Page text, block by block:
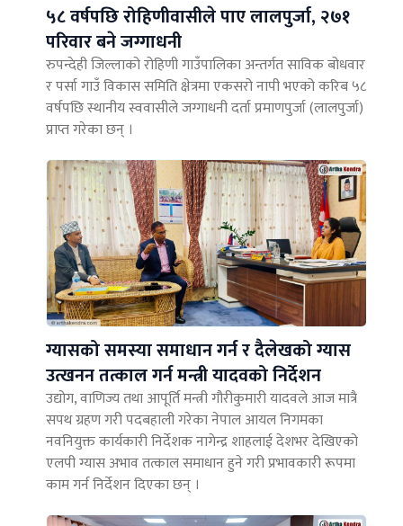
५८ वर्षपछि रोहिणीवासीले पाए लालपुर्जा, २७१
परिवार बने जग्गाधनी
रुपन्देही जिल्लाको रोहिणी गाउँपालिका अन्तर्गत साविक बोधवार
र पर्सा गाउँ विकास समिति क्षेत्रमा एकसरो नापी भएको करिब ५८
वर्षपछि स्थानीय स्ववासीले जग्गाधनी दर्ता प्रमाणपुर्जा (लालपुर्जा)
प्राप्त गरेका छन् ।
ग्यासको समस्या समाधान गर्न र दैलेखको ग्यास
उत्खनन तत्काल गर्न मन्त्री यादवको निर्देशन
उद्योग, वाणिज्य तथा आपूर्ति मन्त्री गौरीकुमारी यादवले आज मात्रै
सपथ ग्रहण गरी पदबहाली गरेका नेपाल आयल निगमका
नवनियुक्त कार्यकारी निर्देशक नागेन्द्र शाहलाई देशभर देखिएको
एलपी ग्यास अभाव तत्काल समाधान हुने गरी प्रभावकारी रूपमा
काम गर्न निर्देशन दिएका छन् ।